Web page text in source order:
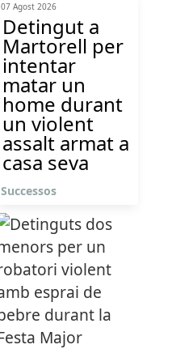
07 Agost 2026
Detingut a
Martorell per
intentar
matar un
home durant
un violent
assalt armat a
casa seva
Successos